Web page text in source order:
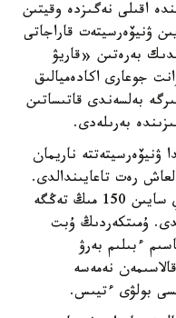
اقىلى نەگىزدە وقيتىن
ۋنيۆەرسيتەت قاراجاتى
بەرەتىن «قاريۋ
جوعارى اكادەميالىق
بەلسەندى قاتىساتىن
وقۋ جىلىندا ۋنيۆەرسيتەتتە ناريمان
رەت تاعايىندالدى.
ول وقۋ اقىسىن تولىق وتەۋدى جانە اي سايىن 150 مىڭ تەڭگە
ۇمىتكەردىڭ ۇبت
بولۋى، باسىم ءبىلىم بەرۋ
نەمەسە
بولۋى ءتيىس.